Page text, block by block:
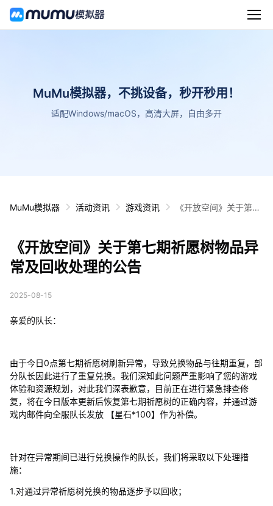
MuMu模拟器，不挑设备，秒开秒用！
适配Windows/macOS，高清大屏，自由多开
MuMu模拟器 活动资讯 游戏资讯
《开放空间》关于第七
《开放空间》关于第七期祈愿树物品异
常及回收处理的公告
2025-08-15
亲爱的队长：
由于今日0点第七期祈愿树刷新异常，导致兑换物品与往期重复，部
分队长因此进行了重复兑换。我们深知此问题严重影响了您的游戏
体验和资源规划，对此我们深表歉意，目前正在进行紧急排查修
复，将在今日版本更新后恢复第七期祈愿树的正确内容，并通过游
戏内邮件向全服队长发放 【星石*100】作为补偿。
针对在异常期间已进行兑换操作的队长，我们将采取以下处理措
施：
1.对通过异常祈愿树兑换的物品逐步予以回收；